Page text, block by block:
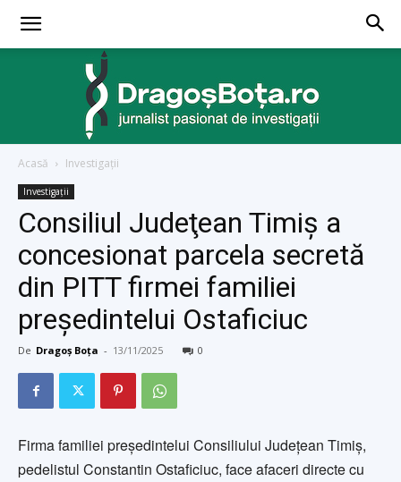
Acasă Investigaţii
Investigaţii
Consiliul Judeţean Timiş a
concesionat parcela secretă
din PITT firmei familiei
preşedintelui Ostaficiuc
De Dragoș Boța - 13/11/2025 0
Firma familiei preşedintelui Consiliului Judeţean Timiş,
pedelistul Constantin Ostaficiuc, face afaceri directe cu